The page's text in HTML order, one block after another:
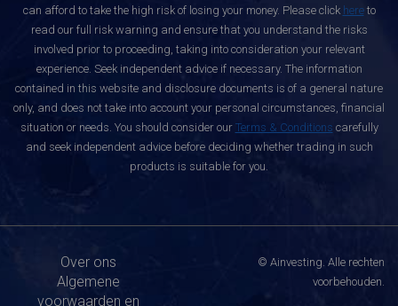
can afford to take the high risk of losing your money. Please click hereto
read our full risk warning and ensure that you understand the risks
involved prior to proceeding, taking into consideration your relevant
experience. Seek independent advice if necessary. The information
contained in this website and disclosure documents is of a general nature
only, and does not take into account your personal circumstances, financial
situation or needs. You should consider our Terms & Conditions carefully
and seek independent advice before deciding whether trading in such
products is suitable for you.
Over ons
Algemene
voorwaarden en
© Ainvesting. Alle rechten
voorbehouden.